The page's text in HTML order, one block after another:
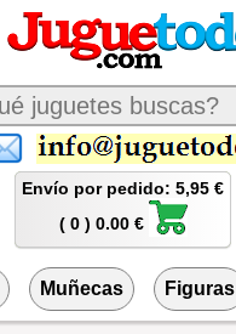
Envío por pedido: 5,95 €
( 0 ) 0.00 €
Muñecas Figuras